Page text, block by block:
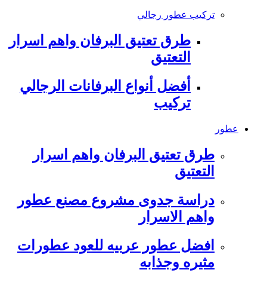
تركيب عطور رجالي
طرق تعتيق البرفان واهم اسرار
التعتيق
أفضل أنواع البرفانات الرجالي
تركيب
عطور
طرق تعتيق البرفان واهم اسرار
التعتيق
دراسة جدوى مشروع مصنع عطور
واهم الاسرار
افضل عطور عربيه للعود عطورات
مثيره وجذابه